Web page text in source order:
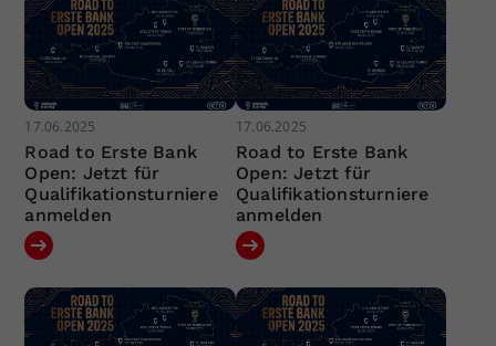
17.06.2025
Road to Erste Bank
Open: Jetzt für
Qualifikationsturniere
anmelden
17.06.2025
Road to Erste Bank
Open: Jetzt für
Qualifikationsturniere
anmelden